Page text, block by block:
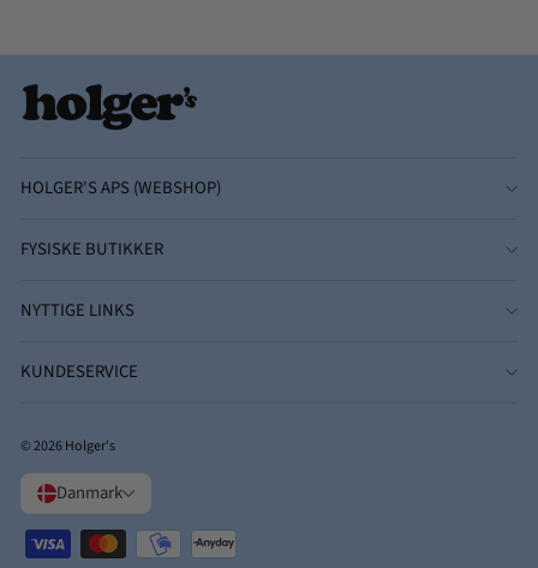
HOLGER'S APS (WEBSHOP)
FYSISKE BUTIKKER
NYTTIGE LINKS
KUNDESERVICE
© 2026 Holger's
Danmark